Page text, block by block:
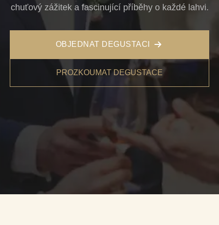
chuťový zážitek a fascinující příběhy o každé lahvi.
OBJEDNAT DEGUSTACI
PROZKOUMAT DEGUSTACE